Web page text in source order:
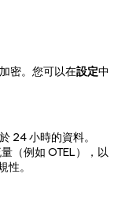
密。您可以在設定中
24 小時的資料。
（例如 OTEL），以
。